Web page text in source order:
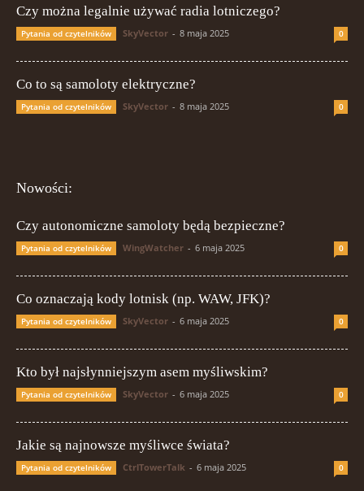
Czy można legalnie używać radia lotniczego?
Pytania od czytelników SkyVector - 8 maja 2025 0
Co to są samoloty elektryczne?
Pytania od czytelników SkyVector - 8 maja 2025 0
Nowości:
Czy autonomiczne samoloty będą bezpieczne?
Pytania od czytelników WingWatcher - 6 maja 2025 0
Co oznaczają kody lotnisk (np. WAW, JFK)?
Pytania od czytelników SkyVector - 6 maja 2025 0
Kto był najsłynniejszym asem myśliwskim?
Pytania od czytelników SkyVector - 6 maja 2025 0
Jakie są najnowsze myśliwce świata?
Pytania od czytelników CtrlTowerTalk - 6 maja 2025 0